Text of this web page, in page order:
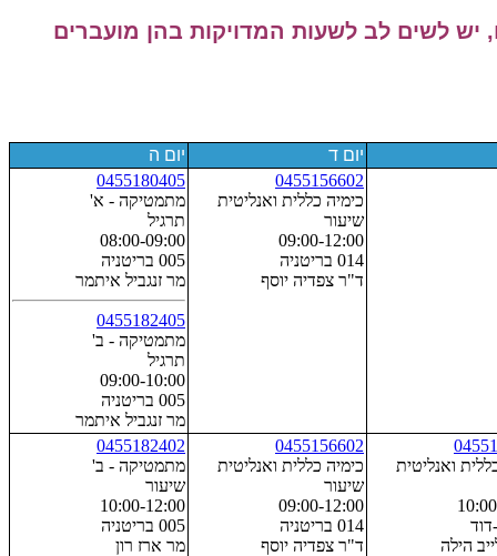
לשים לב לשעות המדויקות בהן מועברים
יום ד
יום ה
0455156602
כימיה כללית ואנליטית
שיעור
09:00-12:00
014 בריטניה
ד"ר צפדיה יוסף
0455180405
מתמטיקה - א'
תרגיל
08:00-09:00
005 בריטניה
מר זנגביל איתמר
0455182405
מתמטיקה - ב'
תרגיל
09:00-10:00
005 בריטניה
מר זנגביל איתמר
ואנליטית
הילה
0455156602
כימיה כללית ואנליטית
שיעור
09:00-12:00
014 בריטניה
ד"ר צפדיה יוסף
0455182402
מתמטיקה - ב'
שיעור
10:00-12:00
005 בריטניה
מר ארז רון